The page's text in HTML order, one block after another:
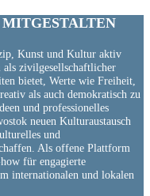
MITGESTALTEN
Kunst und Kultur aktiv
als zivilgesellschaftlicher
bietet, Werte wie Freiheit,
als auch demokratisch zu
und professionelles
neuen Kulturaustausch
und
Als offene Plattform
für engagierte
internationalen und lokalen